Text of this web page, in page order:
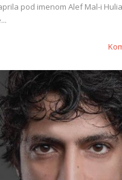
pod imenom Alef Mal-i